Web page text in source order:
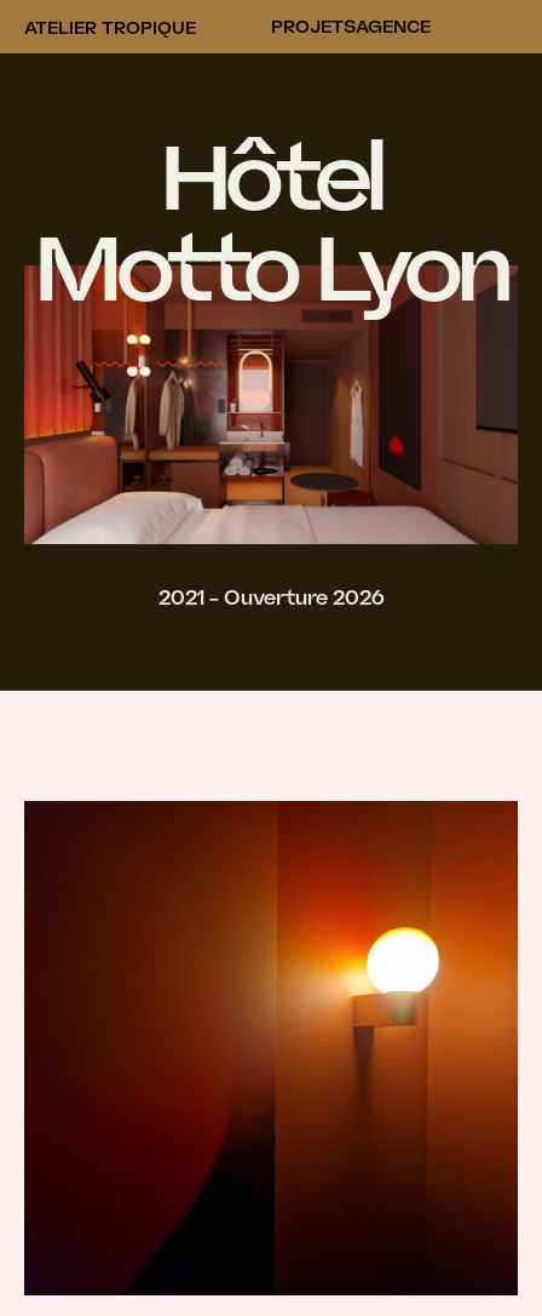
ATELIER TROPIQUE PROJETSAGENCE
Hôtel
Motto Lyon
2021 - Ouverture 2026